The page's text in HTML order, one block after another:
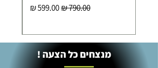
מחיר רגילמחיר מבצע
מנצחים כל הצעה !